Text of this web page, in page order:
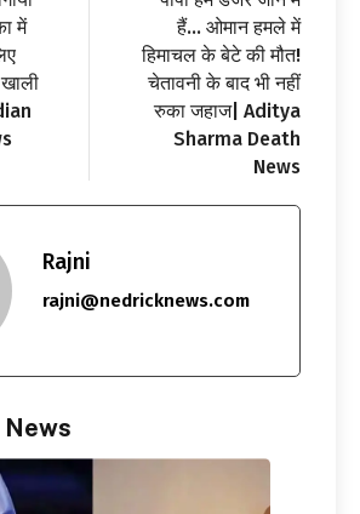
में
हैं… ओमान हमले में
हिमाचल के बेटे की मौत!
चेतावनी के बाद भी नहीं
रुका जहाज| Aditya
Sharma Death
News
Rajni
rajni@nedricknews.com